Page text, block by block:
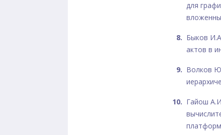
для
Быков
актов в
Волков
Гайош